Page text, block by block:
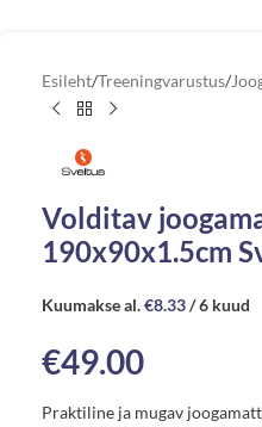
Esileht/Treeningvarustus/
Volditav
190x90x1.5cm
Kuumakse al.€8.33/ 6 kuud
€49.00
Praktiline ja mugav